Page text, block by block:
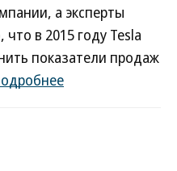
а эксперты
в 2015 году Tesla
показатели продаж